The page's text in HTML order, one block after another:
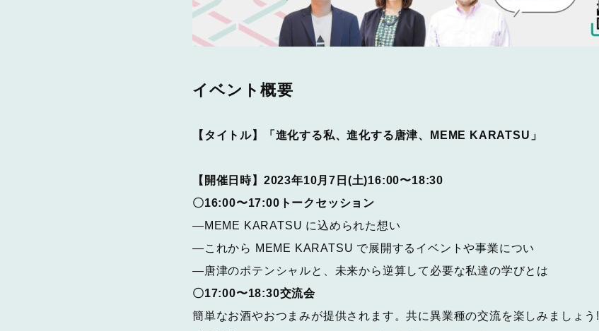
イベント概要
【タイトル】「進化する私、進化する唐津、MEME KARATSU」
【開催日時】2023年10月7日(土)16:00〜18:30
〇16:00〜17:00トークセッション
―MEME KARATSU に込められた想い
―これから MEME KARATSU で展開するイベントや事業につい
―唐津のポテンシャルと、未来から逆算して必要な私達の学びとは
〇17:00〜18:30交流会
簡単なお酒やおつまみが提供されます。共に異業種の交流を楽しみましょう!